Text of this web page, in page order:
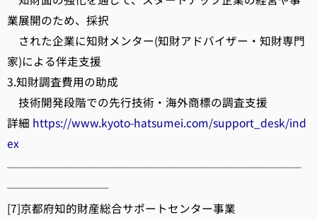
業展開のため、採択
された企業に知財メンター(知財アドバイザー・知財専門
家)による伴走支援
3.知財調査費用の助成
技術開発段階での先行技術・海外商標の調査支援
詳細 https://www.kyoto-hatsumei.com/support_desk/ind
ex
──────────────────────────
─────────
[7]京都府知的財産総合サポートセンター事業